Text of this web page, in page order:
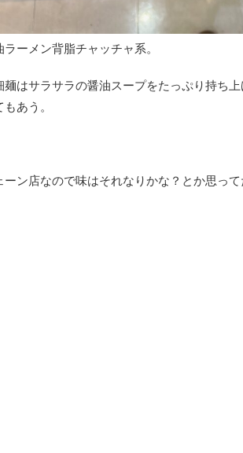
ラーメン背脂チャッチャ系。
麺はサラサラの醤油スープをたっぷり持ち
もあう。
ーン店なので味はそれなりかな？とか思っ